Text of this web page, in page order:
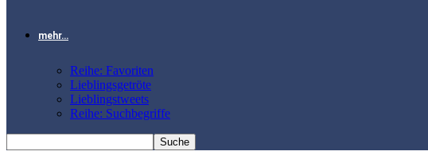
mehr…
Reihe: Favoriten
Lieblingsgetröte
Lieblingstweets
Reihe: Suchbegriffe